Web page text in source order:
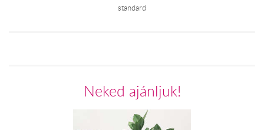
standard
Neked ajánljuk!